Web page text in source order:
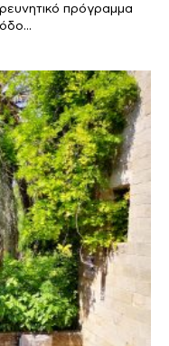
πρόγραμμα